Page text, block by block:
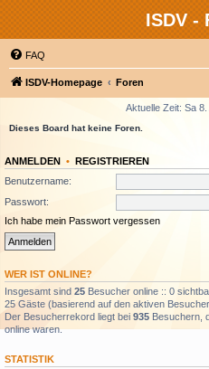
ISDV -
FAQ
ISDV-Homepage Foren
Aktuelle Zeit: Sa
Dieses Board hat keine Foren.
ANMELDEN • REGISTRIEREN
Benutzername:
Passwort:
Ich habe mein Passwort vergessen
WER IST ONLINE?
Insgesamt sind 25 Besucher online :: 0
25 Gäste (basierend auf den aktiven
Der Besucherrekord liegt bei 935 Besuchern,
online waren.
STATISTIK